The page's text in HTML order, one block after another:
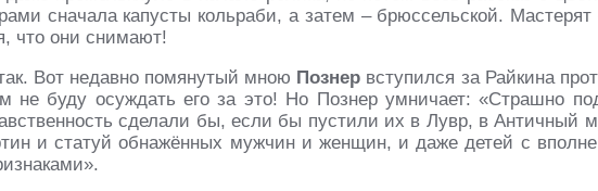
сначала капусты кольраби, а затем – брюссельской.
что они снимают!
Вот недавно помянутый мною Познер вступился за Райкина
не буду осуждать его за это! Но Познер умничает: «Страшно
сделали бы, если бы пустили их в Лувр, в Античный
и статуй обнажённых мужчин и женщин, и даже детей с